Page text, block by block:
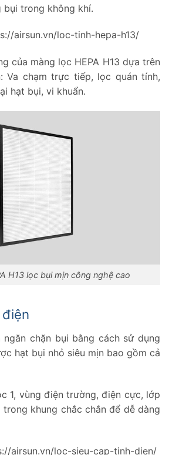
bụi trong không khí.
airsun.vn/loc-tinh-hepa-h13/
của màng lọc HEPA H13 dựa trên
Va chạm trực tiếp, lọc quán tính,
hạt bụi, vi khuẩn.
H13 lọc bụi mịn công nghệ cao
chặn bụi bằng cách sử dụng
hạt bụi nhỏ siêu mịn bao gồm cả
1, vùng điện trường, điện cực, lớp
khung chắc chắn để dễ dàng
airsun.vn/loc-sieu-cap-tinh-dien/